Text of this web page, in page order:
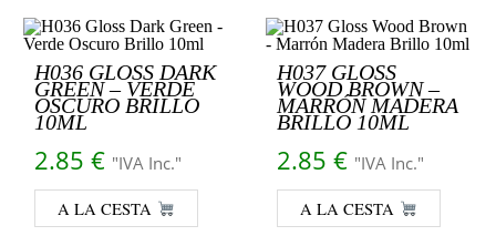
H036 GLOSS DARK
GREEN – VERDE
OSCURO BRILLO
10ML
2.85 € "IVA Inc."
A LA CESTA
H037 GLOSS
WOOD BROWN –
MARRÓN MADERA
BRILLO 10ML
2.85 € "IVA Inc."
A LA CESTA